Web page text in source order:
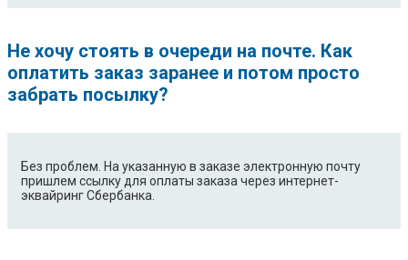
Не хочу стоять в очереди на почте. Как
оплатить заказ заранее и потом просто
забрать посылку?
Без проблем. На указанную в заказе электронную почту
пришлем ссылку для оплаты заказа через интернет-
эквайринг Сбербанка.